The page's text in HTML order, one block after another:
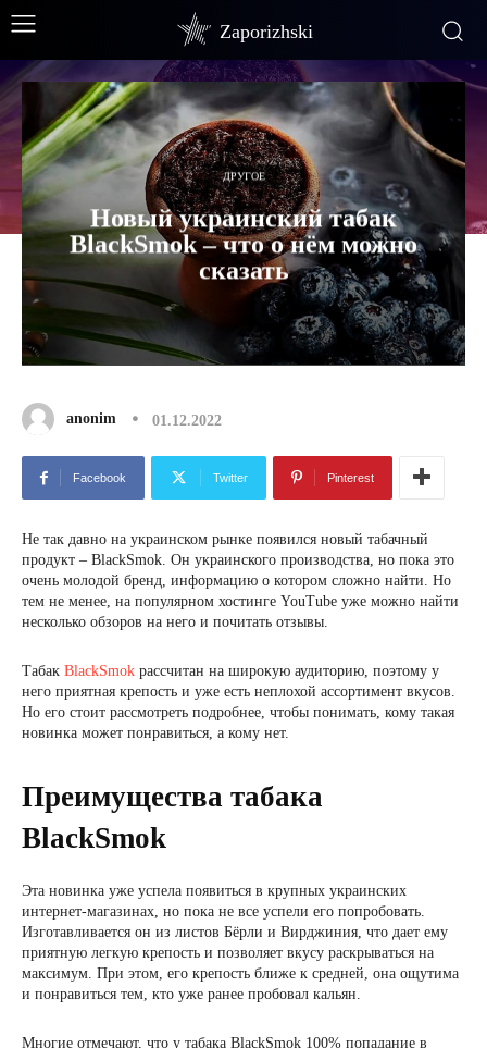
Zaporizhski
ДРУГОЕ
Новый украинский табак
BlackSmok – что о нём можно
сказать
anonim 01.12.2022
Facebook Twitter Pinterest
Не так давно на украинском рынке появился новый табачный
продукт – BlackSmok. Он украинского производства, но пока это
очень молодой бренд, информацию о котором сложно найти. Но
тем не менее, на популярном хостинге YouTube уже можно найти
несколько обзоров на него и почитать отзывы.
Табак BlackSmok рассчитан на широкую аудиторию, поэтому у
него приятная крепость и уже есть неплохой ассортимент вкусов.
Но его стоит рассмотреть подробнее, чтобы понимать, кому такая
новинка может понравиться, а кому нет.
Преимущества табака
BlackSmok
Эта новинка уже успела появиться в крупных украинских
интернет-магазинах, но пока не все успели его попробовать.
Изготавливается он из листов Бёрли и Вирджиния, что дает ему
приятную легкую крепость и позволяет вкусу раскрываться на
максимум. При этом, его крепость ближе к средней, она ощутима
и понравиться тем, кто уже ранее пробовал кальян.
Многие отмечают, что у табака BlackSmok 100% попадание в